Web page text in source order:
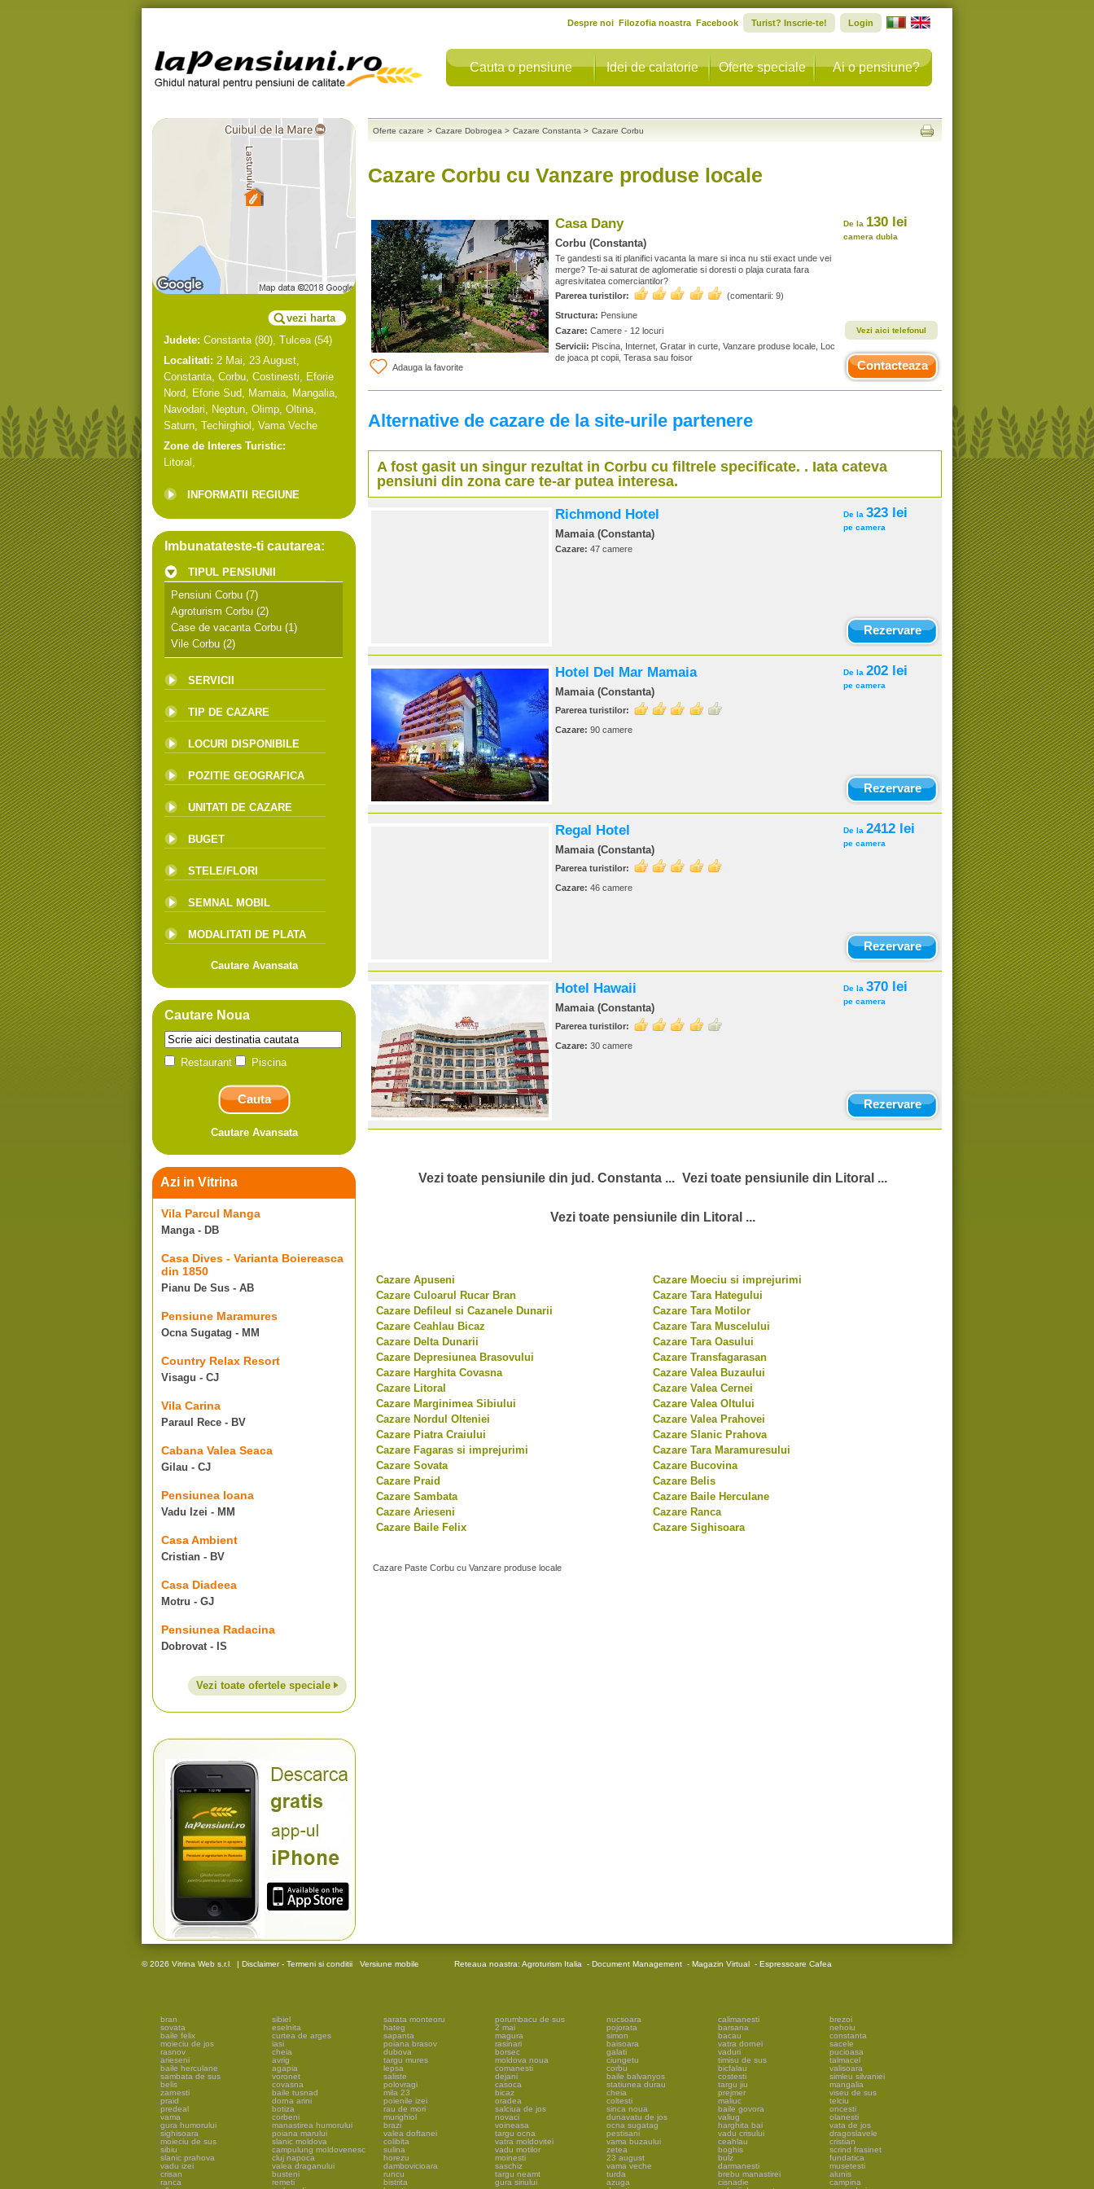
Cauta o pensiune Idei de calatorie Oferte speciale Ai o pensiune?
Despre noi Filozofia noastra Facebook Turist? Inscrie-te! Login
vezi harta
Judete: Constanta(80), Tulcea(54)
Localitati: 2 Mai, 23 August,
Constanta, Corbu, Costinesti, Eforie
Nord, Eforie Sud, Mamaia, Mangalia,
Navodari, Neptun, Olimp, Oltina,
Saturn, Techirghiol , Vama Veche
Zone de Interes Turistic:
Litoral ,
INFORMATII REGIUNE
Imbunatateste-ti cautarea:
TIPUL PENSIUNII
Pensiuni Corbu (7)
Agroturism Corbu (2)
Case de vacanta Corbu (1)
Vile Corbu (2)
SERVICII
TIP DE CAZARE
LOCURI DISPONIBILE
POZITIE GEOGRAFICA
UNITATI DE CAZARE
BUGET
STELE/FLORI
SEMNAL MOBIL
MODALITATI DE PLATA
Cautare Avansata
Cautare Noua
Restaurant Piscina
Cautare Avansata
Azi in Vitrina
Vila Parcul Manga
Manga - DB
Casa Dives - Varianta Boiereasca
din 1850
Pianu De Sus - AB
Pensiune Maramures
Ocna Sugatag - MM
Country Relax Resort
Visagu - CJ
Vila Carina
Paraul Rece - BV
Cabana Valea Seaca
Gilau - CJ
Pensiunea Ioana
Vadu Izei - MM
Casa Ambient
Cristian - BV
Casa Diadeea
Motru - GJ
Pensiunea Radacina
Dobrovat - IS
Vezi toate ofertele speciale
Oferte cazare > Cazare Dobrogea > Cazare Constanta > Cazare Corbu
Cazare Corbu cu Vanzare produse locale
Adauga la favorite
Casa Dany
Corbu (Constanta)
Te gandesti sa iti planifici vacanta la mare si inca nu stii exact unde vei
merge? Te-ai saturat de aglomeratie si doresti o plaja curata fara
agresivitatea comerciantilor?
Parerea turistilor:
(comentarii: 9)
Structura: Pensiune
Cazare: Camere - 12 locuri
Servicii: Piscina, Internet, Gratar in curte, Vanzare produse locale, Loc
de joaca pt copii, Terasa sau foisor
De la 130 lei
camera dubla
Vezi aici telefonul
Contacteaza
Alternative de cazare de la site-urile partenere
A fost gasit un singur rezultat in Corbu cu filtrele specificate. . Iata cateva
pensiuni din zona care te-ar putea interesa.
Richmond Hotel
Mamaia (Constanta)
Cazare: 47 camere
De la 323 lei
pe camera
Rezervare
Hotel Del Mar Mamaia
Mamaia (Constanta)
Parerea turistilor:
Cazare: 90 camere
De la 202 lei
pe camera
Rezervare
Regal Hotel
Mamaia (Constanta)
Parerea turistilor:
Cazare: 46 camere
De la 2412 lei
pe camera
Rezervare
Hotel Hawaii
Mamaia (Constanta)
Parerea turistilor:
Cazare: 30 camere
De la 370 lei
pe camera
Rezervare
Vezi toate pensiunile din jud. Constanta ... Vezi toate pensiunile din Litoral ...
Vezi toate pensiunile din Litoral ...
Cazare Apuseni
Cazare Culoarul Rucar Bran
Cazare Defileul si Cazanele Dunarii
Cazare Ceahlau Bicaz
Cazare Delta Dunarii
Cazare Depresiunea Brasovului
Cazare Harghita Covasna
Cazare Litoral
Cazare Marginimea Sibiului
Cazare Nordul Olteniei
Cazare Piatra Craiului
Cazare Fagaras si imprejurimi
Cazare Sovata
Cazare Praid
Cazare Sambata
Cazare Arieseni
Cazare Baile Felix
Cazare Moeciu si imprejurimi
Cazare Tara Hategului
Cazare Tara Motilor
Cazare Tara Muscelului
Cazare Tara Oasului
Cazare Transfagarasan
Cazare Valea Buzaului
Cazare Valea Cernei
Cazare Valea Oltului
Cazare Valea Prahovei
Cazare Slanic Prahova
Cazare Tara Maramuresului
Cazare Bucovina
Cazare Belis
Cazare Baile Herculane
Cazare Ranca
Cazare Sighisoara
Cazare Paste Corbu cu Vanzare produse locale
© 2026 Vitrina Web s.r.l. | Disclaimer - Termeni si conditii Versiune mobile Reteaua noastra: Agroturism Italia - Document Management - Magazin Virtual - Espressoare Cafea
bran
sovata
baile felix
moieciu de jos
rasnov
arieseni
baile herculane
sambata de sus
belis
zarnesti
praid
predeal
vama
gura humorului
sighisoara
moieciu de sus
sibiu
slanic prahova
vadu izei
crisan
ranca
sibiel
eselnita
curtea de arges
iasi
cheia
avrig
agapia
voronet
covasna
baile tusnad
dorna arini
botiza
corbeni
manastirea humorului
poiana marului
slanic moldova
campulung moldovenesc
cluj napoca
valea draganului
busteni
remeti
sarata monteoru
hateg
sapanta
poiana brasov
dubova
targu mures
lepsa
saliste
polovragi
mila 23
poienile izei
rau de mori
murighiol
brazi
valea doftanei
colibita
sulina
horezu
dambovicioara
runcu
bistrita
porumbacu de sus
2 mai
magura
rasinari
borsec
moldova noua
comanesti
dejani
casoca
bicaz
oradea
salciua de jos
novaci
voineasa
targu ocna
vatra moldovitei
vadu motilor
moinesti
saschiz
targu neamt
gura siriului
nucsoara
pojorata
simon
baisoara
galati
ciungetu
corbu
baile balvanyos
statiunea durau
cheia
coltesti
sinca noua
dunavatu de jos
ocna sugatag
pestisani
vama buzaului
zetea
23 august
vama veche
turda
azuga
calimanesti
barsana
bacau
vatra dornei
vaduri
timisu de sus
bicfalau
costesti
targu jiu
prejmer
maliuc
baile govora
valiug
harghita bai
vadu crisului
ceahlau
boghis
bulz
darmanesti
brebu manastirei
cisnadie
brezoi
nehoiu
constanta
sacele
pucioasa
talmacel
valisoara
simleu silvaniei
mangalia
viseu de sus
telciu
oncesti
olanesti
vata de jos
dragoslavele
cristian
scrind frasinet
fundatica
musetesti
alunis
campina